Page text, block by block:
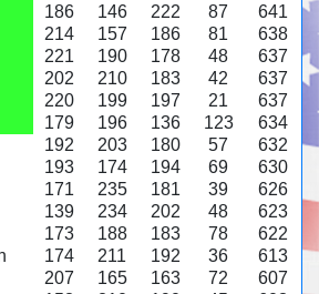
186 146 222 87
641
214 157 186 81
638
221 190 178 48
637
202 210 183 42
637
220 199 197 21
637
179 196 136 123
634
192 203 180 57
632
193 174 194 69
630
171 235 181 39
626
139 234 202 48
623
173 188 183 78
622
174 211 192 36
613
207 165 163 72
607